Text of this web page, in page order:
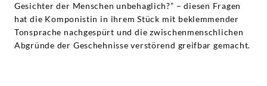
Gesichter der Menschen unbehaglich?” – diesen Fragen
hat die Komponistin in ihrem Stück mit beklemmender
Tonsprache nachgespürt und die zwischenmenschlichen
Abgründe der Geschehnisse verstörend greifbar gemacht.